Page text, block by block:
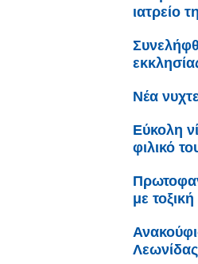
ιατρείο
Νέα
Εύκολη
φιλικό
με
Λεωνίδας